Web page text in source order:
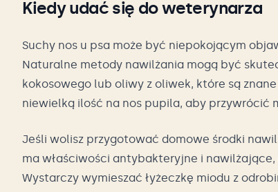
Kiedy udać się do weterynarza
Suchy nos u psa może być niepokojącym
Naturalne metody nawilżania mogą być
kokosowego lub oliwy z oliwek, które są
niewielką ilość na nos pupila, aby przywrócić
Jeśli wolisz przygotować domowe środki
ma właściwości antybakteryjne i
Wystarczy wymieszać łyżeczkę miodu z